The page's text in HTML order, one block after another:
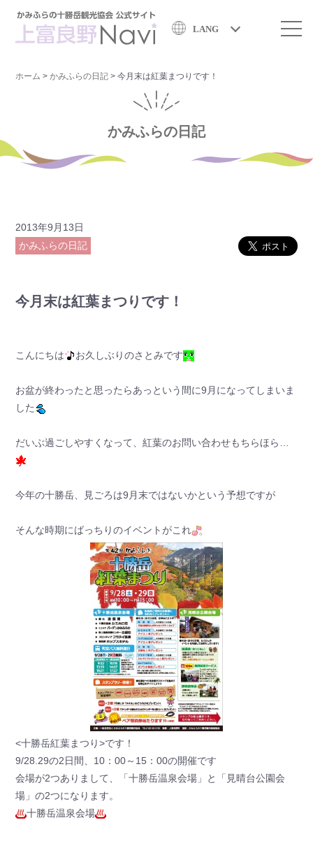
LANG
ホーム >かみふらの日記 >今月末は紅葉まつりです！
かみふらの日記
2013年9月13日
かみふらの日記
今月末は紅葉まつりです！
こんにちは お久しぶりのさとみです
お盆が終わったと思ったらあっという間に9月になってしまいま
した
だいぶ過ごしやすくなって、紅葉のお問い合わせもちらほら…
今年の十勝岳、見ごろは9月末ではないかという予想ですが
そんな時期にばっちりのイベントがこれ
<十勝岳紅葉まつり>です！
9/28.29の2日間、10：00～15：00の開催です
会場が2つありまして、「十勝岳温泉会場」と「見晴台公園会
場」の2つになります。
十勝岳温泉会場